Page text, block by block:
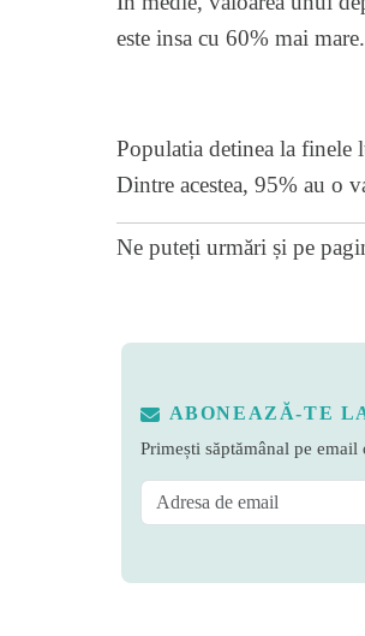
este insa cu 60% mai mare.
Populatia detinea la
Dintre acestea, 95% au o
Ne puteți urmări și pe
ABONEAZĂ-TE
Primești săptămânal pe